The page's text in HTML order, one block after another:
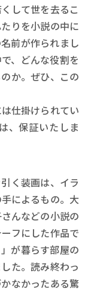
して世を去るこ
りを小説の中に
前が作られまし
、どんな役割を
か。ぜひ、この
仕掛けられてい
、保証いたしま
く装画は、イラ
によるもの。大
んなどの小説の
フにした作品で
が暮らす部屋の
た。読み終わっ
なかったある驚